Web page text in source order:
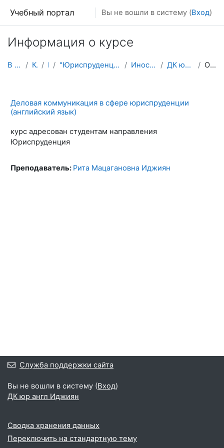
Учебный портал Вы не вошли в систему (Вход)
Информация о курсе
В начало Курсы ВО "Юриспруденция" 40.03.01 (бакалавриат) Иностранный язык ДК юр англ Иджиян Описание
Деловая коммуникация в сфере юриспруденции
(английский язык)
курс адресован студентам направления
Юриспруденция
Преподаватель: Рита Мацагановна Иджиян
Служба поддержки сайта
Вы не вошли в систему (Вход)
ДК юр англ Иджиян
Сводка хранения данных
Переключить на стандартную тему